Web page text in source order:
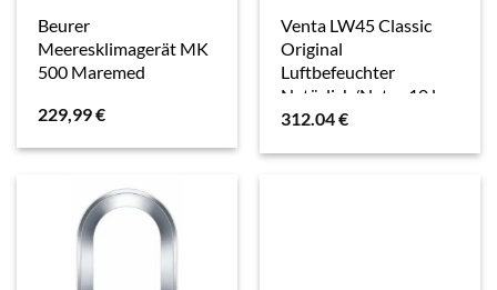
Beurer
Meeresklimagerät MK
500 Maremed
229,99€
Venta LW45 Classic
Original
Luftbefeuchter
Natürlich/Natur 10 l
Weiß 6,5 W
312.04€